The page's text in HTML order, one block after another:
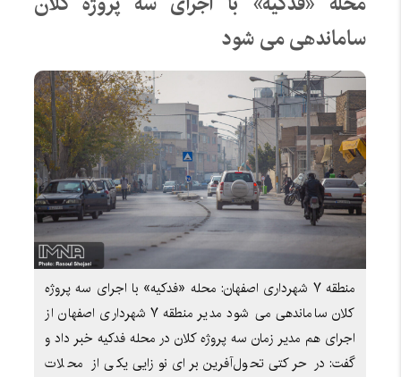
ساماندهی می شود
منطقه ۷ شهرداری اصفهان: محله «فدکیه» با اجرای سه پروژه
کلان ساماندهی می شود مدیر منطقه ۷ شهرداری اصفهان از
اجرای هم مدیر زمان سه پروژه کلان در محله فدکیه خبر داد و
گفت: در حرکتی تحول‌آفرین برای نوزایی یکی از محلات